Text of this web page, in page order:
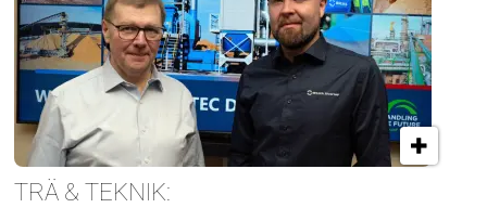
TRÄ & TEKNIK: